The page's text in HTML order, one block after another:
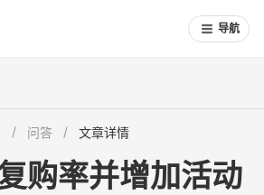
导航
链管理
问答 文章详情
购率并增加活动